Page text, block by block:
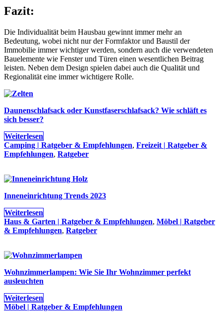
Fazit:
Die Individualität beim Hausbau gewinnt immer mehr an
Bedeutung, wobei nicht nur der Formfaktor und Baustil der
Immobilie immer wichtiger werden, sondern auch die verwendeten
Bauelemente wie Fenster und Türen einen wesentlichen Beitrag
leisten. Neben dem Design spielen dabei auch die Qualität und
Regionalität eine immer wichtigere Rolle.
Daunenschlafsack oder Kunstfaserschlafsack? Wie schläft es
sich besser?
Weiterlesen
Camping | Ratgeber & Empfehlungen, Freizeit | Ratgeber &
Empfehlungen, Ratgeber
Inneneinrichtung Trends 2023
Weiterlesen
Haus & Garten | Ratgeber & Empfehlungen, Möbel | Ratgeber
& Empfehlungen, Ratgeber
Wohnzimmerlampen: Wie Sie Ihr Wohnzimmer perfekt
ausleuchten
Weiterlesen
Möbel | Ratgeber & Empfehlungen